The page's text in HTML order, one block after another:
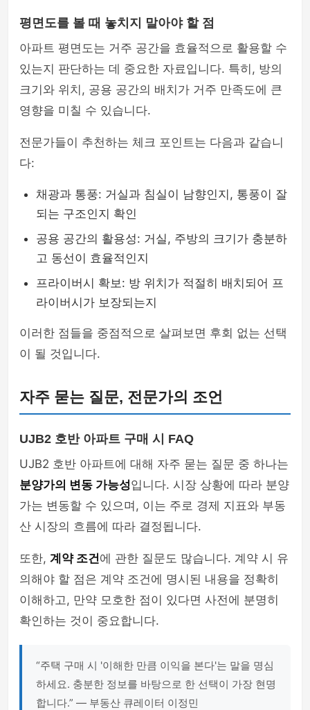
평면도를 볼 때 놓치지 말아야 할 점
아파트 평면도는 거주 공간을 효율적으로 활용할 수
있는지 판단하는 데 중요한 자료입니다. 특히, 방의
크기와 위치, 공용 공간의 배치가 거주 만족도에 큰
영향을 미칠 수 있습니다.
전문가들이 추천하는 체크 포인트는 다음과 같습니
다:
채광과 통풍: 거실과 침실이 남향인지, 통풍이 잘
되는 구조인지 확인
공용 공간의 활용성: 거실, 주방의 크기가 충분하
고 동선이 효율적인지
프라이버시 확보: 방 위치가 적절히 배치되어 프
라이버시가 보장되는지
이러한 점들을 중점적으로 살펴보면 후회 없는 선택
이 될 것입니다.
자주 묻는 질문, 전문가의 조언
UJB2 호반 아파트 구매 시 FAQ
UJB2 호반 아파트에 대해 자주 묻는 질문 중 하나는
분양가의 변동 가능성입니다. 시장 상황에 따라 분양
가는 변동할 수 있으며, 이는 주로 경제 지표와 부동
산 시장의 흐름에 따라 결정됩니다.
또한, 계약 조건에 관한 질문도 많습니다. 계약 시 유
의해야 할 점은 계약 조건에 명시된 내용을 정확히
이해하고, 만약 모호한 점이 있다면 사전에 분명히
확인하는 것이 중요합니다.
“주택 구매 시 '이해한 만큼 이익을 본다'는 말을 명심
하세요. 충분한 정보를 바탕으로 한 선택이 가장 현명
합니다.” — 부동산 큐레이터 이정민